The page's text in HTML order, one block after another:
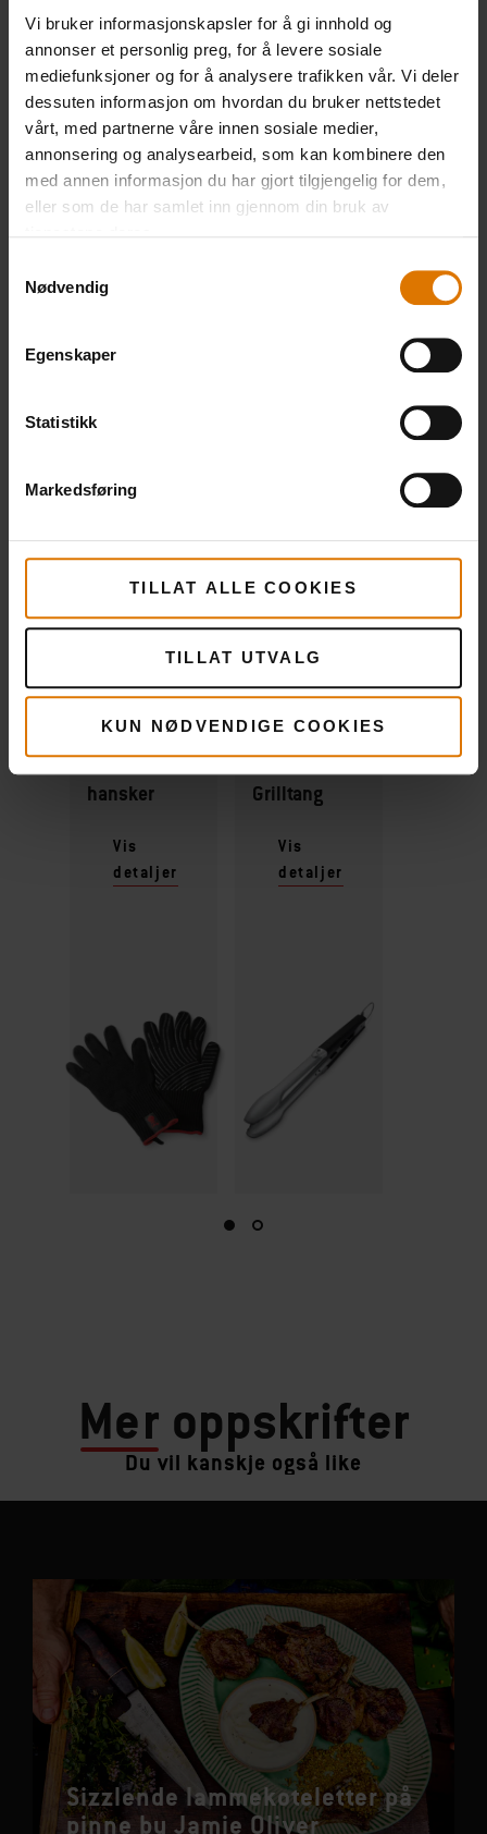
Vi bruker informasjonskapsler for å gi innhold og
annonser et personlig preg, for å levere sosiale
mediefunksjoner og for å analysere trafikken vår. Vi deler
dessuten informasjon om hvordan du bruker nettstedet
vårt, med partnerne våre innen sosiale medier,
annonsering og analysearbeid, som kan kombinere den
med annen informasjon du har gjort tilgjengelig for dem,
eller som de har samlet inn gjennom din bruk av
Nødvendig
Egenskaper
Statistikk
Markedsføring
TILLAT ALLE COOKIES
TILLAT UTVALG
KUN NØDVENDIGE COOKIES
2 kvister basilikum
1 teskje olivenolje
skall av ½ sitron
pepper
Gjør det enkelt
Anbefalt tilbehør
Premium
hansker
Vis
detaljer
Premium
Grilltang
Vis
detaljer
Mer oppskrifter
Du vil kanskje også like
Sizzlende lammekoteletter på
pinne by Jamie Oliver